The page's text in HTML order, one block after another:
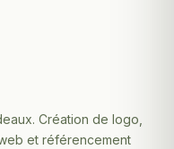
Création de logo,
et référencement